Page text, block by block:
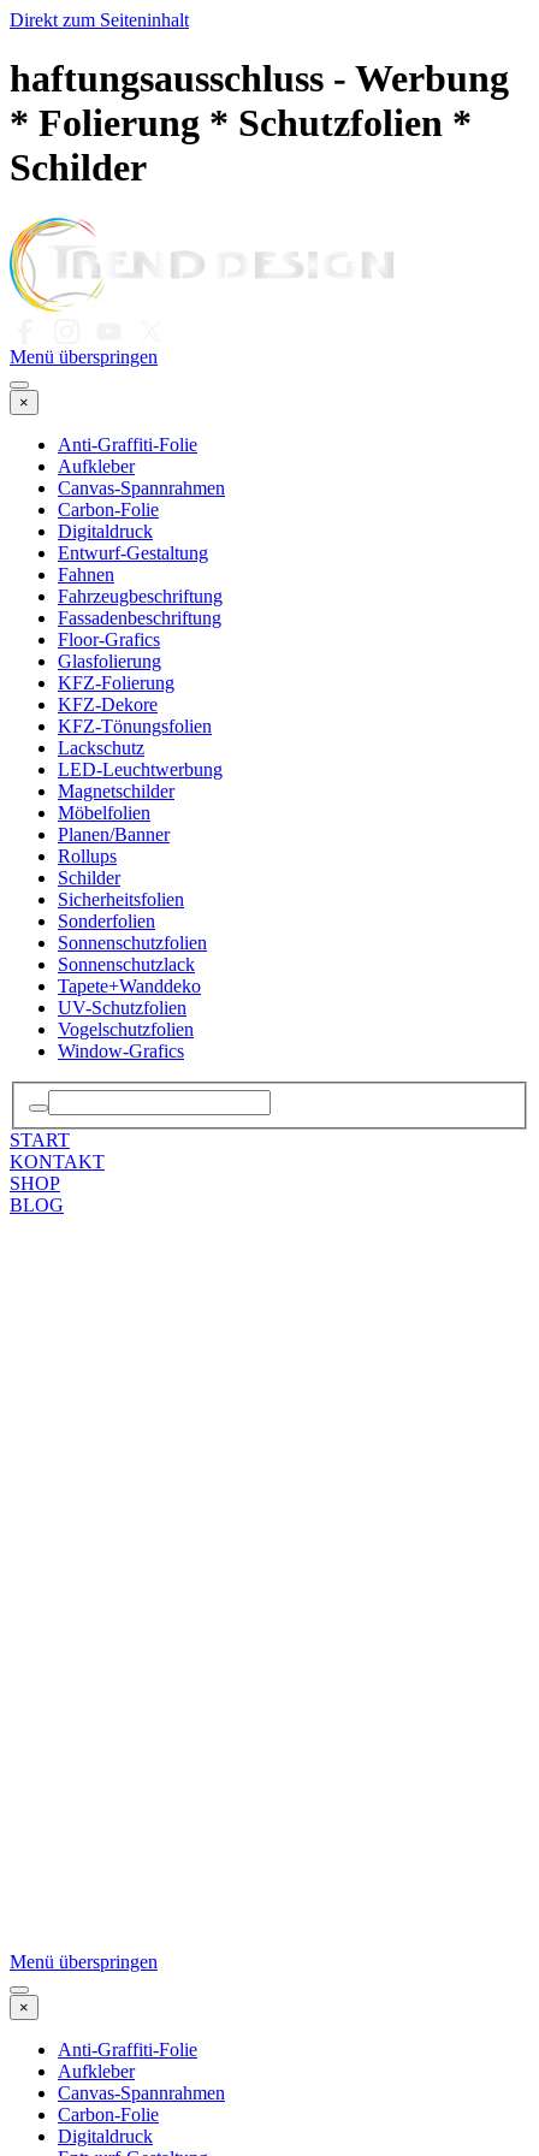
Direkt zum Seiteninhalt
haftungsausschluss - Werbung
* Folierung * Schutzfolien *
Schilder
Menü überspringen
×
Anti-Graffiti-Folie
Aufkleber
Canvas-Spannrahmen
Carbon-Folie
Digitaldruck
Entwurf-Gestaltung
Fahnen
Fahrzeugbeschriftung
Fassadenbeschriftung
Floor-Grafics
Glasfolierung
KFZ-Folierung
KFZ-Dekore
KFZ-Tönungsfolien
Lackschutz
LED-Leuchtwerbung
Magnetschilder
Möbelfolien
Planen/Banner
Rollups
Schilder
Sicherheitsfolien
Sonderfolien
Sonnenschutzfolien
Sonnenschutzlack
Tapete+Wanddeko
UV-Schutzfolien
Vogelschutzfolien
Window-Grafics
START
KONTAKT
SHOP
BLOG
Menü überspringen
×
Anti-Graffiti-Folie
Aufkleber
Canvas-Spannrahmen
Carbon-Folie
Digitaldruck